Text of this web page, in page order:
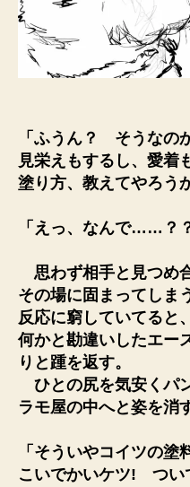
「ふうん？ そうなの
見栄えもするし、愛着
塗り方、教えてやろう
「えっ、なんで……？？
思わず相手と見つめ
その場に固まってしま
反応に窮していてると
何かと勘違いしたエー
りと踵を返す。
ひとの尻を気安くパ
ラモ屋の中へと姿を消
「そういやコイツの
こいでかいケツ! つい